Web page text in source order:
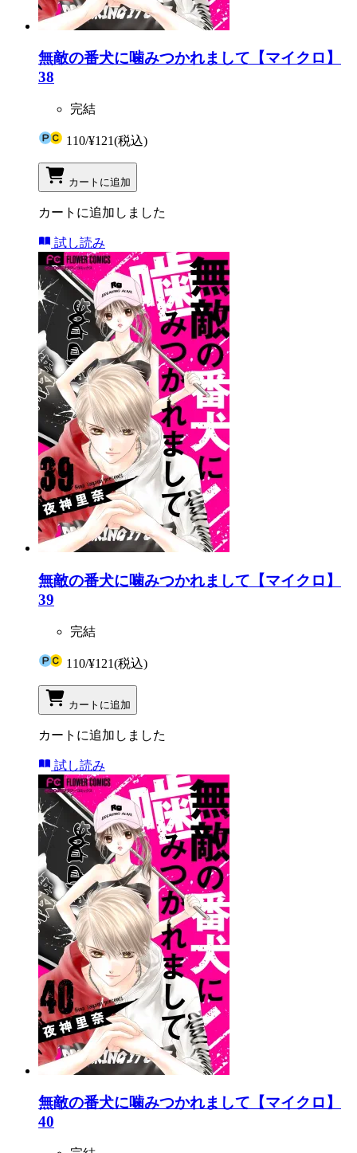
無敵の番犬に噛みつかれまして【マイクロ】
38
完結
110/¥121(税込)
カートに追加
カートに追加しました
試し読み
無敵の番犬に噛みつかれまして【マイクロ】
39
完結
110/¥121(税込)
カートに追加
カートに追加しました
試し読み
無敵の番犬に噛みつかれまして【マイクロ】
40